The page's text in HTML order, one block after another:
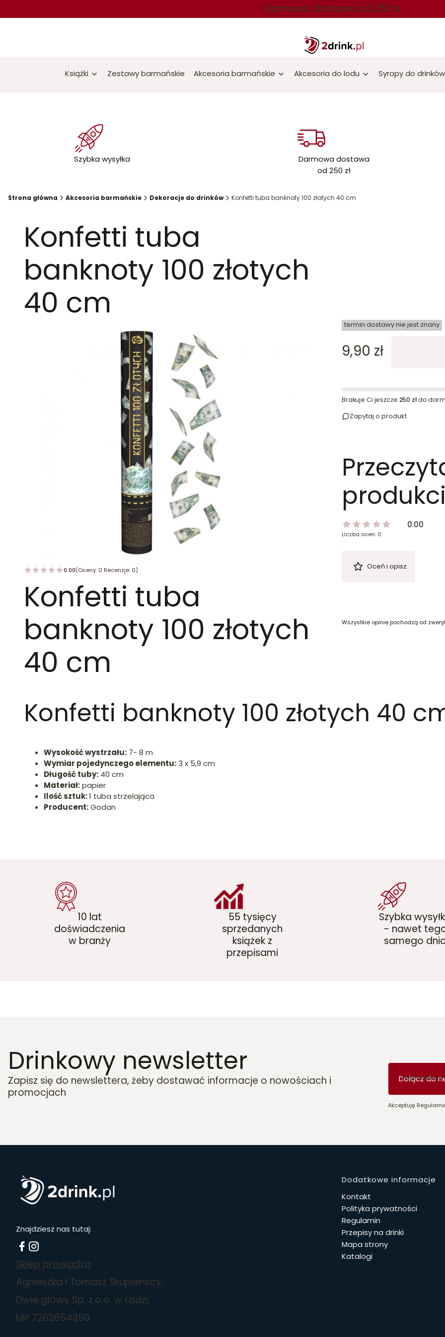
Darmowa dostawa od 250 zł
Książki Zestawy barmańskie Akcesoria barmańskie Akcesoria do lodu Syropy do drinków
Szybka wysyłka
Darmowa dostawa
od 250 zł
Strona główna Akcesoria barmańskie Dekoracje do drinków Konfetti tuba banknoty 100 złotych 40 cm
Konfetti tuba
banknoty 100 złotych
40 cm
0.00(Oceny: 0 Recenzje: 0)
Konfetti tuba
banknoty 100 złotych
40 cm
termin dostawy nie jest znany
Cena
9,90 zł
Brakuje Ci jeszcze 250 złdo
Zapytaj o produkt
0.00
Liczba ocen: 0
Oceń i opisz
Wszystkie opinie pochodzą od
Konfetti banknoty 100 złotych 40
Wysokość wystrzału: 7- 8 m
Wymiar pojedynczego elementu:3 x 5,9 cm
Długość tuby: 40 cm
Materiał:papier
Ilość sztuk:1 tuba strzelająca
Producent:Godan
10 lat
doświadczenia
w branży
55 tysięcy
sprzedanych
książek z
przepisami
Szybka
- nawet
samego
Drinkowy newsletter
Zapisz się do newslettera, żeby dostawać informacje o nowościach i
promocjach
Twój adres
Dołącz do
Akceptuję
Znajdziesz nas tutaj:
Sklep prowadzą
Agnieszka i Tomasz Skupieńscy,
Dwie głowy Sp. z.o.o. w Łodzi,
NIP 7262654350
Linki w
Dodatkowe informacje
Kontakt
Polityka prywatności
Regulamin
Przepisy na drinki
Mapa strony
Katalogi